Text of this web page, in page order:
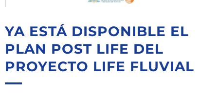
YA ESTÁ DISPONIBLE EL
PLAN POST LIFE DEL
PROYECTO LIFE FLUVIAL